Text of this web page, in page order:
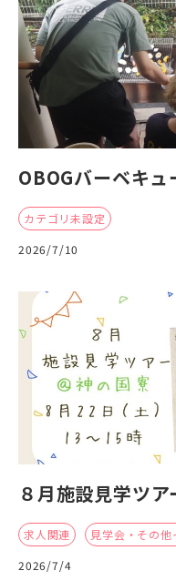
OBOGバーベキュ
カテゴリ未設定
2026/7/10
８月施設見学ツ
求人関連 見学会・その他
2026/7/4